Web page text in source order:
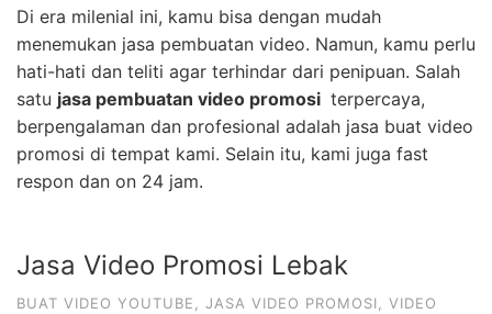
Di era milenial ini, kamu bisa dengan mudah
menemukan jasa pembuatan video. Namun, kamu perlu
hati-hati dan teliti agar terhindar dari penipuan. Salah
satu jasa pembuatan video promosi terpercaya,
berpengalaman dan profesional adalah jasa buat video
promosi di tempat kami. Selain itu, kami juga fast
respon dan on 24 jam.
Jasa Video Promosi Lebak
BUAT VIDEO YOUTUBE, JASA VIDEO PROMOSI, VIDEO